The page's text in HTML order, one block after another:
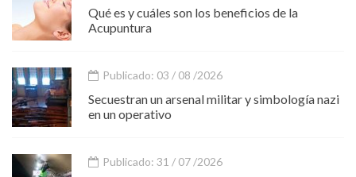
Qué es y cuáles son los beneficios de la
Acupuntura
Publicado: 03 / 08 /2026
Secuestran un arsenal militar y simbología nazi
en un operativo
Publicado: 31 / 07 /2026